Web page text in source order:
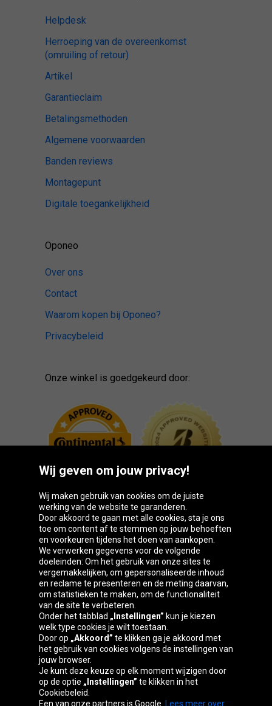
Helpdesk
Herroeping van de overeenkomst
(omruiling of retour)
Artikel
Garantieclaim
Betalingsmethoden
Algemene voorwaarden
Banden reviews
Montagepunt
Digitale toegankelijkheid
Oponeo
Over ons
Contact
Waarom kopen bij Oponeo?
Privacybeleid
Onze winkel is goedgekeurd door:
Oponeo-groep
Česká
republika
Deutschland Éire España
France Italia Magyarország Nederland
Österreich
republika
Kingdom
Wij geven om jouw privacy!
Wij maken gebruik van cookies om de juiste
werking van de website te garanderen.
Door akkoord te gaan met alle cookies, sta je ons
toe om content af te stemmen op jouw behoeften
en voorkeuren tijdens het doen van aankopen.
We verwerken gegevens voor de volgende
doeleinden: Om het gebruik van onze sites te
vergemakkelijken, om gepersonaliseerde inhoud
en reclame te presenteren en de meting daarvan,
om statistieken te maken, om de functionaliteit
van de site te verbeteren.
Onder het tabblad „Instellingen” kun je kiezen
welk type cookies je wilt toestaan.
Door op „Akkoord” te klikken ga je akkoord met
het gebruik van cookies volgens de instellingen van
jouw browser.
Je kunt deze keuze op elk moment wijzigen door
op de optie „Instellingen” te klikken in het
Cookiebeleid.
Een van onze partners is Google. Lees meer over